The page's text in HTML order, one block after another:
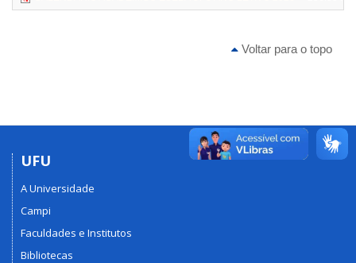
Voltar para o topo
UFU
A Universidade
Campi
Faculdades e Institutos
Bibliotecas